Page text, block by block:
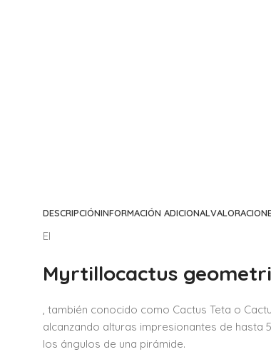
DESCRIPCIÓNINFORMACIÓN ADICIONAL
El
Myrtillocactus
, también conocido como Cactus Teta o
alcanzando alturas impresionantes de
los ángulos de una pirámide.